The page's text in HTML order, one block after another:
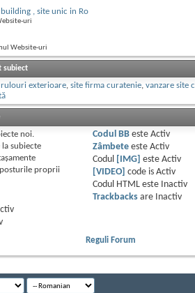
, site unic in Ro
uri
Website-uri
subiect
rulouri exterioare, site firma curatenie, vanzare site
noi.
subiecte
proprii
Codul BBeste Activ
Zâmbeteeste Activ
Codul
[IMG] este Activ
[VIDEO]
code is Activ
Codul HTML este
Inactiv
Trackbacksare
Inactiv
Reguli Forum